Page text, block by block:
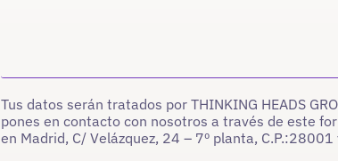
Tus datos serán tratados por THINKING HEADS
pones en contacto con nosotros a través de este
en Madrid, C/ Velázquez, 24 – 7º planta,